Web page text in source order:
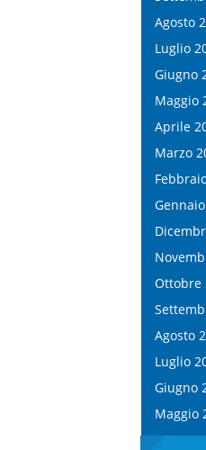
Agosto
Luglio
Giugno
Maggio
Aprile
Marzo
Ottobre
Agosto
Luglio
Giugno
Maggio